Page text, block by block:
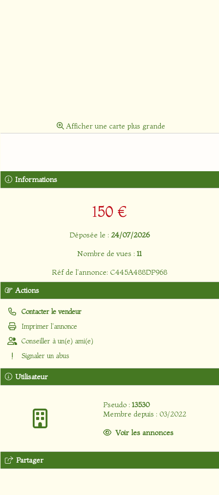
Informations
150 €
Déposée le : 24/07/2026
Nombre de vues : 11
Réf de l'annonce: C445A488DP968
Utilisateur
Pseudo : 13530
Membre depuis : 03/2022
Voir les annonces
Actions
Contacter le vendeur
Imprimer l'annonce
Conseiller à un(e) ami(e)
Signaler un abus
Partager
Afficher une carte plus grande